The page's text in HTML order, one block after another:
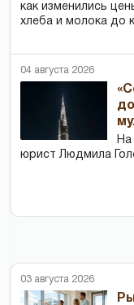
как изменились
хлеба и молока до
04 августа 2026
На
юрист Людмила
03 августа 2026